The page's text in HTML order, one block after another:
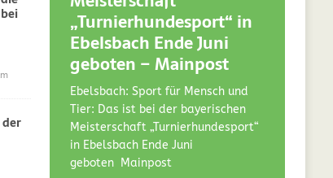
„Turnierhundesport“ in
Ebelsbach Ende Juni
geboten – Mainpost
Ebelsbach: Sport für Mensch und
Tier: Das ist bei der bayerischen
Meisterschaft „Turnierhundesport“
in Ebelsbach Ende Juni
geboten Mainpost